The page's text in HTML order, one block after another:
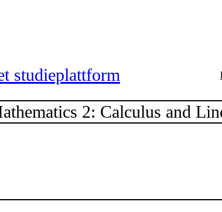
studieplattform
2: Calculus and